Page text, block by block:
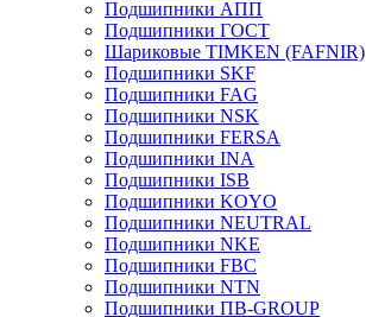
Подшипники АПП
Подшипники ГОСТ
Шариковые ТІMKEN (FAFNIR)
Подшипники SKF
Подшипники FAG
Подшипники NSK
Подшипники FERSA
Подшипники INA
Подшипники ISB
Подшипники KOYO
Подшипники NEUTRAL
Подшипники NKE
Подшипники FBC
Подшипники NTN
Подшипники ПВ-GROUP